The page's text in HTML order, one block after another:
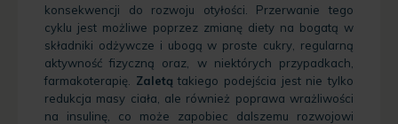
konsekwencji do rozwoju otyłości. Przerwanie tego
cyklu jest możliwe poprzez zmianę diety na bogatą w
składniki odżywcze i ubogą w proste cukry, regularną
aktywność fizyczną oraz, w niektórych przypadkach,
farmakoterapię. Zaletą takiego podejścia jest nie tylko
redukcja masy ciała, ale również poprawa wrażliwości
na insulinę, co może zapobiec dalszemu rozwojowi